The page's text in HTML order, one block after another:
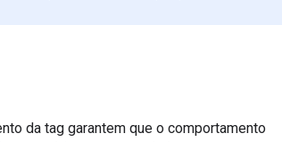
da tag garantem que o comportamento